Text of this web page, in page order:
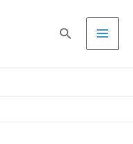
Pesquisa